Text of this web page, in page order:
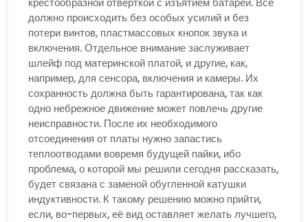
должно происходить без особых усилий и без
потери винтов, пластмассовых кнопок звука и
включения. Отдельное внимание заслуживает
шлейф под материнской платой, и другие, как,
например, для сенсора, включения и камеры. Их
сохранность должна быть гарантирована, так как
одно небрежное движение может повлечь другие
неисправности. После их необходимого
отсоединения от платы нужно запастись
теплоотводами вовремя будущей пайки, ибо
проблема, о которой мы решили сегодня рассказать,
будет связана с заменой обугленной катушки
индуктивности. К такому решению можно прийти,
если, во-первых, её вид оставляет желать лучшего,